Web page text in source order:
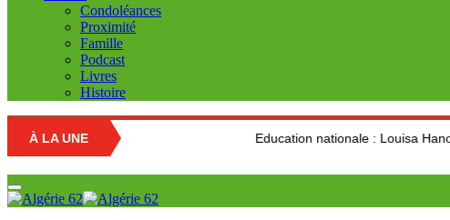
Condoléances
Proximité
Famille
Podcast
Livres
Histoire
À LA UNE Education nationale : Louisa Hanoune dénonce